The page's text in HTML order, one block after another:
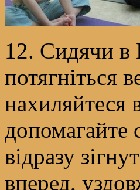
12. Сидячи в
потягніться
нахиляйтеся
допомагайте
відразу
вперед,